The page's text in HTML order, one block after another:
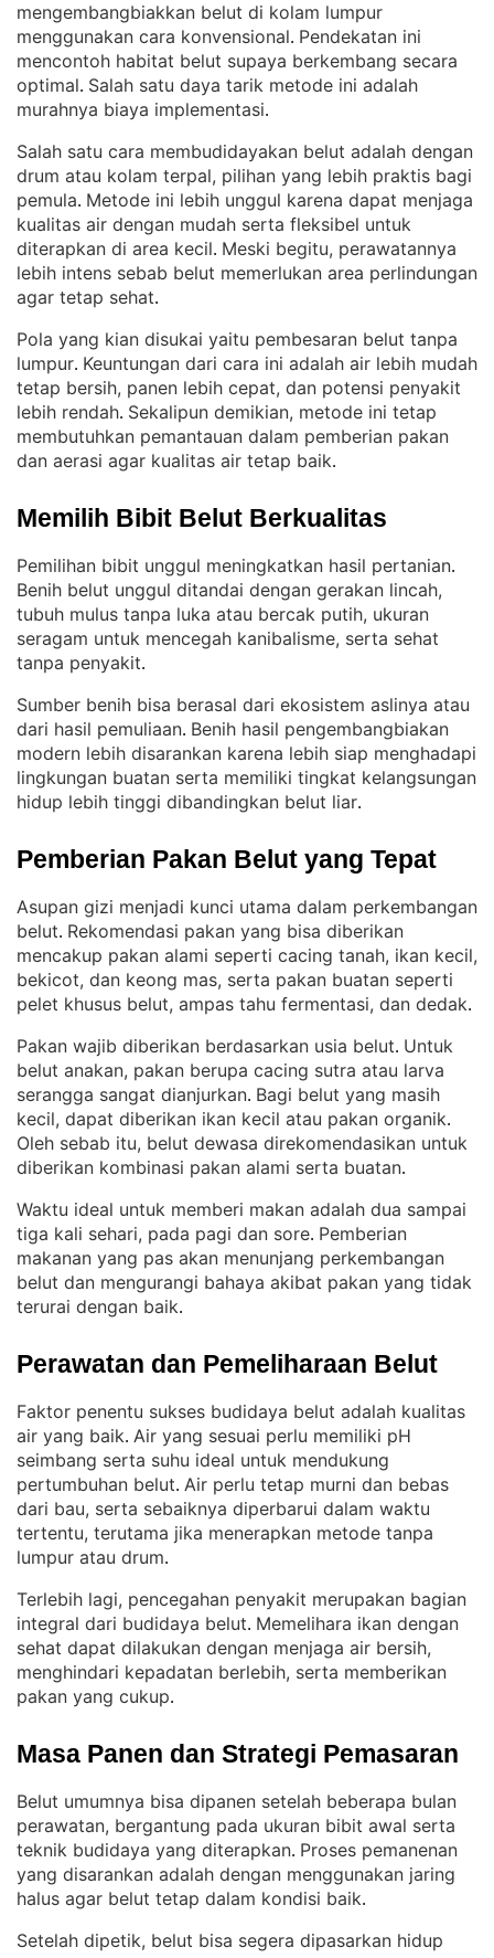
mengembangbiakkan belut di kolam lumpur
menggunakan cara konvensional. Pendekatan ini
mencontoh habitat belut supaya berkembang secara
optimal. Salah satu daya tarik metode ini adalah
murahnya biaya implementasi.
Salah satu cara membudidayakan belut adalah dengan
drum atau kolam terpal, pilihan yang lebih praktis bagi
pemula. Metode ini lebih unggul karena dapat menjaga
kualitas air dengan mudah serta fleksibel untuk
diterapkan di area kecil. Meski begitu, perawatannya
lebih intens sebab belut memerlukan area perlindungan
agar tetap sehat.
Pola yang kian disukai yaitu pembesaran belut tanpa
lumpur. Keuntungan dari cara ini adalah air lebih mudah
tetap bersih, panen lebih cepat, dan potensi penyakit
lebih rendah. Sekalipun demikian, metode ini tetap
membutuhkan pemantauan dalam pemberian pakan
dan aerasi agar kualitas air tetap baik.
Memilih Bibit Belut Berkualitas
Pemilihan bibit unggul meningkatkan hasil pertanian
Benih belut unggul ditandai dengan gerakan lincah,
tubuh mulus tanpa luka atau bercak putih, ukuran
seragam untuk mencegah kanibalisme, serta sehat
tanpa penyakit.
Sumber benih bisa berasal dari ekosistem aslinya atau
dari hasil pemuliaan. Benih hasil pengembangbiakan
modern lebih disarankan karena lebih siap menghadapi
lingkungan buatan serta memiliki tingkat kelangsungan
hidup lebih tinggi dibandingkan belut liar.
Pemberian Pakan Belut yang Tepat
Asupan gizi menjadi kunci utama dalam perkembangan
belut. Rekomendasi pakan yang bisa diberikan
mencakup pakan alami seperti cacing tanah, ikan kecil,
bekicot, dan keong mas, serta pakan buatan seperti
pelet khusus belut, ampas tahu fermentasi, dan dedak.
Pakan wajib diberikan berdasarkan usia belut. Untuk
belut anakan, pakan berupa cacing sutra atau larva
serangga sangat dianjurkan. Bagi belut yang masih
kecil, dapat diberikan ikan kecil atau pakan organik
Oleh sebab itu, belut dewasa direkomendasikan untuk
diberikan kombinasi pakan alami serta buatan.
Waktu ideal untuk memberi makan adalah dua sampai
tiga kali sehari, pada pagi dan sore. Pemberian
makanan yang pas akan menunjang perkembangan
belut dan mengurangi bahaya akibat pakan yang tidak
terurai dengan baik.
Perawatan dan Pemeliharaan Belut
Faktor penentu sukses budidaya belut adalah kualitas
air yang baik. Air yang sesuai perlu memiliki pH
seimbang serta suhu ideal untuk mendukung
pertumbuhan belut. Air perlu tetap murni dan bebas
dari bau, serta sebaiknya diperbarui dalam waktu
tertentu, terutama jika menerapkan metode tanpa
lumpur atau drum.
Terlebih lagi, pencegahan penyakit merupakan bagian
integral dari budidaya belut. Memelihara ikan dengan
sehat dapat dilakukan dengan menjaga air bersih,
menghindari kepadatan berlebih, serta memberikan
pakan yang cukup.
Masa Panen dan Strategi Pemasaran
Belut umumnya bisa dipanen setelah beberapa bulan
perawatan, bergantung pada ukuran bibit awal serta
teknik budidaya yang diterapkan. Proses pemanenan
yang disarankan adalah dengan menggunakan jaring
halus agar belut tetap dalam kondisi baik.
Setelah dipetik, belut bisa segera dipasarkan hidup